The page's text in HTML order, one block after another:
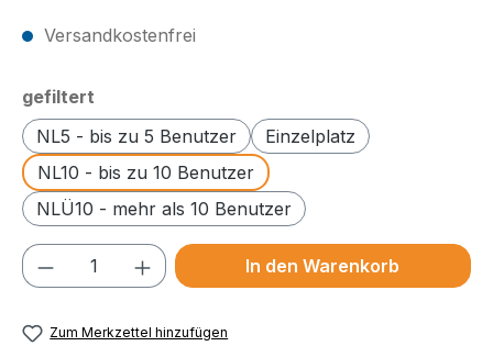
Versandkostenfrei
gefiltert
NL5 - bis zu 5 Benutzer
Einzelplatz
NL10 - bis zu 10 Benutzer
NLÜ10 - mehr als 10 Benutzer
Produkt Anzahl: Gib den gewünschten
In den Warenkorb
Zum Merkzettel hinzufügen